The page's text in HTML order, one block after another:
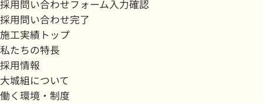
採用問い合わせフォーム入力確認
採用問い合わせ完了
施工実績トップ
私たちの特長
採用情報
大城組について
働く環境・制度